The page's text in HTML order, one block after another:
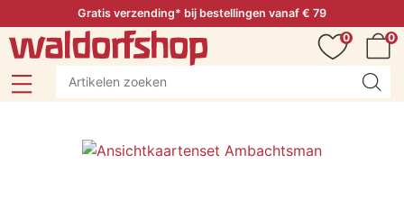
Gratis verzending* bij bestellingen vanaf € 79
0
0